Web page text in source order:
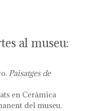
al museu:
Paisatges de
en Ceràmica
del museu.